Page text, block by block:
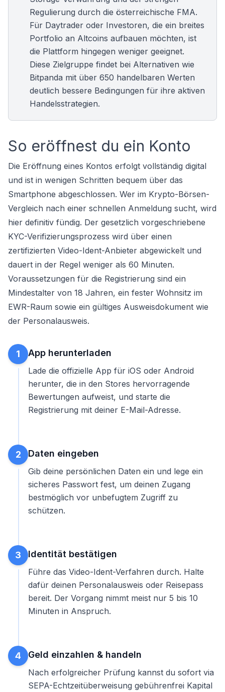
Regulierung durch die österreichische FMA.
Für Daytrader oder Investoren, die ein breites
Portfolio an Altcoins aufbauen möchten, ist
die Plattform hingegen weniger geeignet.
Diese Zielgruppe findet bei Alternativen wie
Bitpanda mit über 650 handelbaren Werten
deutlich bessere Bedingungen für ihre aktiven
Handelsstrategien.
So eröffnest du ein Konto
Die Eröffnung eines Kontos erfolgt vollständig digital
und ist in wenigen Schritten bequem über das
Smartphone abgeschlossen. Wer im Krypto-Börsen-
Vergleich nach einer schnellen Anmeldung sucht, wird
hier definitiv fündig. Der gesetzlich vorgeschriebene
KYC-Verifizierungsprozess wird über einen
zertifizierten Video-Ident-Anbieter abgewickelt und
dauert in der Regel weniger als 60 Minuten.
Voraussetzungen für die Registrierung sind ein
Mindestalter von 18 Jahren, ein fester Wohnsitz im
EWR-Raum sowie ein gültiges Ausweisdokument wie
der Personalausweis.
1 App herunterladen
Lade die offizielle App für iOS oder Android
herunter, die in den Stores hervorragende
Bewertungen aufweist, und starte die
Registrierung mit deiner E-Mail-Adresse.
2 Daten eingeben
Gib deine persönlichen Daten ein und lege ein
sicheres Passwort fest, um deinen Zugang
bestmöglich vor unbefugtem Zugriff zu
schützen.
3 Identität bestätigen
Führe das Video-Ident-Verfahren durch. Halte
dafür deinen Personalausweis oder Reisepass
bereit. Der Vorgang nimmt meist nur 5 bis 10
Minuten in Anspruch.
4 Geld einzahlen & handeln
Nach erfolgreicher Prüfung kannst du sofort via
SEPA-Echtzeitüberweisung gebührenfrei Kapital